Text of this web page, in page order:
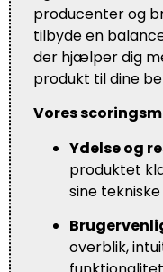
producenter og
tilbyde en
der hjælper dig
produkt til dine
Vores
Ydelse og
produktet
sine
overblik,